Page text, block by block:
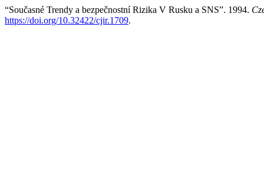
“Současné Trendy a bezpečnostní Rizika V Rusku a SNS”. 1994.
https://doi.org/10.32422/cjir.1709.